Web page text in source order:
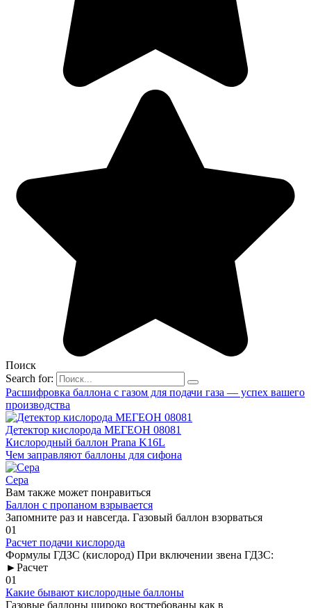
Поиск
Search for:
Расшифровка баллона с газом для подачи газа — успех вашего
производства
Детектор кислорода МЕГЕОН 08081
Кислородный баллон Prana K16L
Чем заправляют баллоны для сифона
Сера
Вам также может понравиться
Баллон с пропаном взрывается
Запомните раз и навсегда. Газовый баллон взорваться
01
Расчет подачи кислорода
Формулы ГДЗС (кислород) При включении звена ГДЗС:
►Расчет
01
Какие бывают кислородные баллоны
Газовые баллоны широко востребованы как в